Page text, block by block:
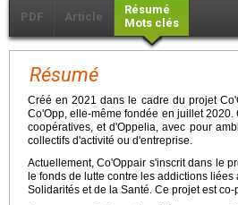
PDF Article
Résumé
Mots clés
Résumé
Créé en 2021 dans le cadre du projet
Co'Opp, elle-même fondée en juillet
coopératives, et d'Oppelia, avec pour
collectifs d'activité ou d'entreprise.
Actuellement, Co'Oppair s'inscrit dans le
le fonds de lutte contre les addictions
Solidarités et de la Santé. Ce projet est